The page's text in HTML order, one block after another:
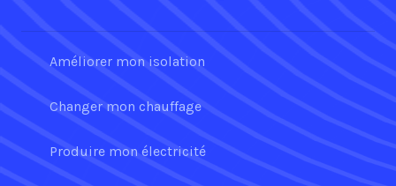
Améliorer mon isolation
Changer mon chauffage
Produire mon électricité